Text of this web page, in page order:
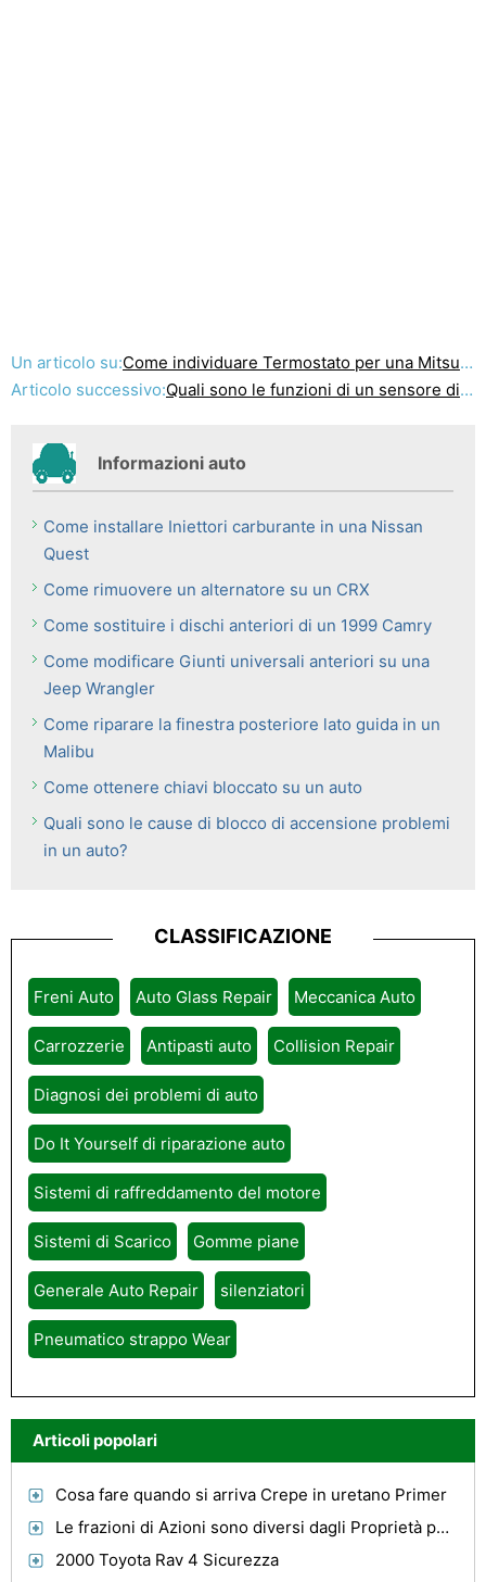
Un articolo su:Come individuare Termostato per una Mitsubishi Galant 2002
Articolo successivo:Quali sono le funzioni di un sensore di velocità?
Informazioni auto
Come installare Iniettori carburante in una Nissan
Quest
Come rimuovere un alternatore su un CRX
Come sostituire i dischi anteriori di un 1999 Camry
Come modificare Giunti universali anteriori su una
Jeep Wrangler
Come riparare la finestra posteriore lato guida in un
Malibu
Come ottenere chiavi bloccato su un auto
Quali sono le cause di blocco di accensione problemi
in un auto?
CLASSIFICAZIONE
Freni Auto Auto Glass Repair Meccanica Auto
Carrozzerie Antipasti auto Collision Repair
Diagnosi dei problemi di auto
Do It Yourself di riparazione auto
Sistemi di raffreddamento del motore
Sistemi di Scarico Gomme piane
Generale Auto Repair silenziatori
Pneumatico strappo Wear
Articoli popolari
Cosa fare quando si arriva Crepe in uretano Primer
Le frazioni di Azioni sono diversi dagli Proprietà per le vacanze
2000 Toyota Rav 4 Sicurezza